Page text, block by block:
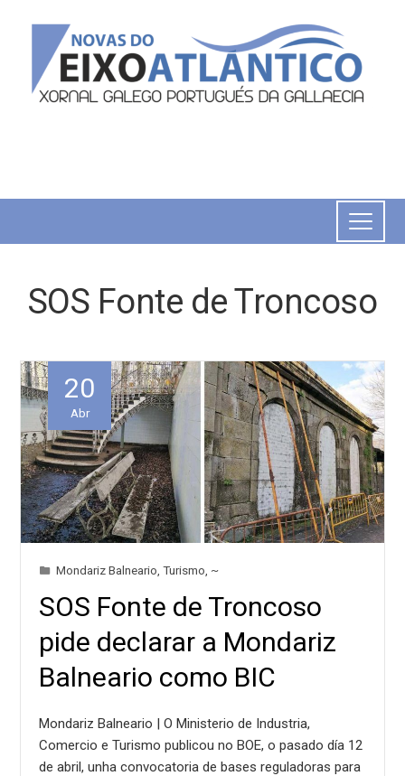
SOS Fonte de Troncoso
20
Abr
Mondariz Balneario ,Turismo ~
SOS Fonte de Troncoso
pide declarar a Mondariz
Balneario como BIC
Mondariz Balneario | O Ministerio de Industria,
Comercio e Turismo publicou no BOE, o pasado día 12
de abril, unha convocatoria de bases reguladoras para